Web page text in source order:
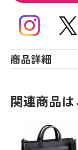
商品詳細
関連商品は